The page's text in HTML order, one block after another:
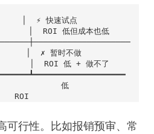
行性。比如报销预审、常